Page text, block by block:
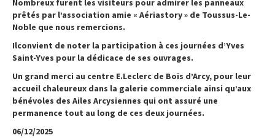
prêtés par l’association amie « Aériastory » de Toussus-Le-
Noble que nous remercions.
Ilconvient de noter la participation à ces journées d’Yves
Saint-Yves pour la dédicace de ses ouvrages.
Un grand merci au centre E.Leclerc de Bois d’Arcy, pour leur
accueil chaleureux dans la galerie commerciale ainsi qu’aux
bénévoles des Ailes Arcysiennes qui ont assuré une
permanence tout au long de ces deux journées.
06/12/2025